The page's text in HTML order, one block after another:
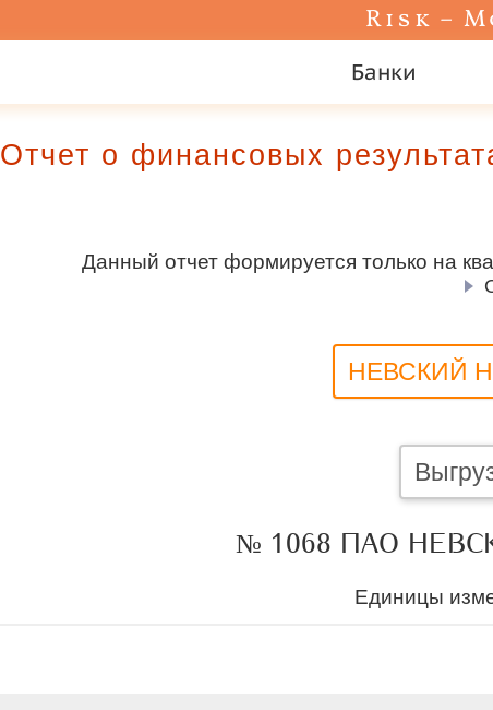
Risk –
Банки
Отчет о финансовых
Данный отчет формируется только на
НЕВСКИЙ
№ 1068 ПАО
Единицы